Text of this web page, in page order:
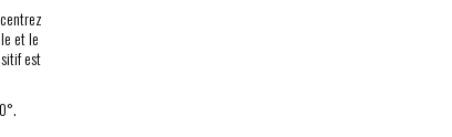
et le
est